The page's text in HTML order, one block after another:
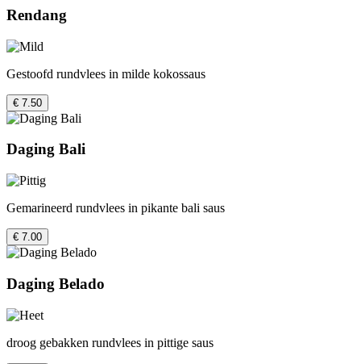
Rendang
Gestoofd rundvlees in milde kokossaus
€ 7.50
Daging Bali
Gemarineerd rundvlees in pikante bali saus
€ 7.00
Daging Belado
droog gebakken rundvlees in pittige saus